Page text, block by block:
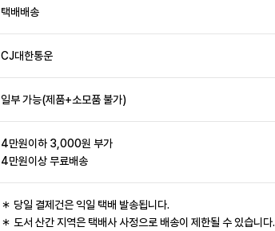
택배배송
CJ대한통운
일부 가능(제품+소모품 불가)
4만원이하 3,000원 부가
4만원이상 무료배송
＊ 당일 결제건은 익일 택배 발송됩니다.
＊ 도서 산간 지역은 택배사 사정으로 배송이 제한될 수 있습니다.